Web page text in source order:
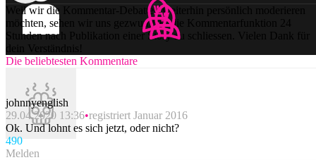
Weil wir die Kommentar-Debatten weiterhin persönlich moderieren
möchten, sehen wir uns gezwungen, die Kommentarfunktion 24
Stunden nach Publikation einer Story zu schliessen. Vielen Dank für
dein Verständnis!
Die beliebtesten Kommentare
johnnyenglish
29.04.2020 13:36 registriert Januar 2016
Ok. Und lohnt es sich jetzt, oder nicht?
490
Melden